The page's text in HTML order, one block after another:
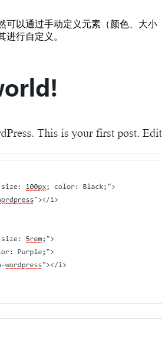
可以通过手动定义元素（颜色、大小
进行自定义。